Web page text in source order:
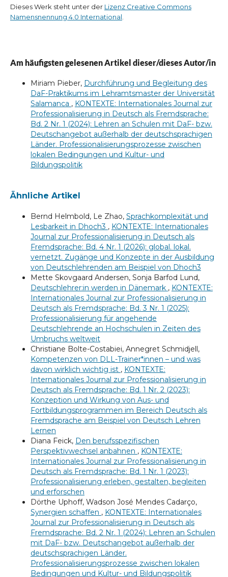
Dieses Werk steht unter der Lizenz Creative Commons
Namensnennung 4.0 International.
Am häufigsten gelesenen Artikel dieser/dieses Autor/in
Miriam Pieber, Durchführung und Begleitung des
DaF-Praktikums im Lehramtsmaster der Universität
Salamanca , KONTEXTE: Internationales Journal zur
Professionalisierung in Deutsch als Fremdsprache:
Bd. 2 Nr. 1 (2024): Lehren an Schulen mit DaF- bzw.
Deutschangebot außerhalb der deutschsprachigen
Länder. Professionalisierungsprozesse zwischen
lokalen Bedingungen und Kultur- und
Bildungspolitik
Ähnliche Artikel
Bernd Helmbold, Le Zhao, Sprachkomplexität und
Lesbarkeit in Dhoch3 , KONTEXTE: Internationales
Journal zur Professionalisierung in Deutsch als
Fremdsprache: Bd. 4 Nr. 1 (2026): global. lokal.
vernetzt. Zugänge und Konzepte in der Ausbildung
von Deutschlehrenden am Beispiel von Dhoch3
Mette Skovgaard Andersen, Sonja Barfod Lund,
Deutschlehrer:in werden in Dänemark , KONTEXTE:
Internationales Journal zur Professionalisierung in
Deutsch als Fremdsprache: Bd. 3 Nr. 1 (2025):
Professionalisierung für angehende
Deutschlehrende an Hochschulen in Zeiten des
Umbruchs weltweit
Christiane Bolte-Costabiei, Annegret Schmidjell,
Kompetenzen von DLL-Trainer*innen – und was
davon wirklich wichtig ist , KONTEXTE:
Internationales Journal zur Professionalisierung in
Deutsch als Fremdsprache: Bd. 1 Nr. 2 (2023):
Konzeption und Wirkung von Aus- und
Fortbildungsprogrammen im Bereich Deutsch als
Fremdsprache am Beispiel von Deutsch Lehren
Lernen
Diana Feick, Den berufsspezifischen
Perspektivwechsel anbahnen , KONTEXTE:
Internationales Journal zur Professionalisierung in
Deutsch als Fremdsprache: Bd. 1 Nr. 1 (2023):
Professionalisierung erleben, gestalten, begleiten
und erforschen
Dörthe Uphoff, Wadson José Mendes Cadarço,
Synergien schaffen , KONTEXTE: Internationales
Journal zur Professionalisierung in Deutsch als
Fremdsprache: Bd. 2 Nr. 1 (2024): Lehren an Schulen
mit DaF- bzw. Deutschangebot außerhalb der
deutschsprachigen Länder.
Professionalisierungsprozesse zwischen lokalen
Bedingungen und Kultur- und Bildungspolitik